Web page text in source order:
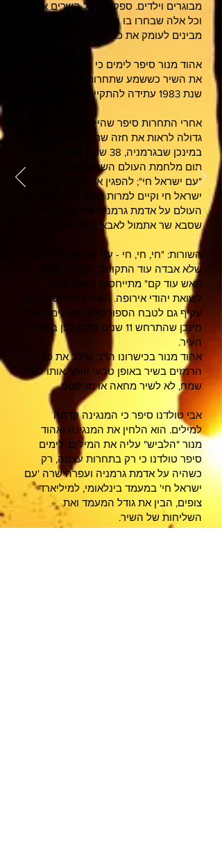
מבוגרים וילדים. ספק אם כל השרים אותו,
וכל אלה שבחרו בו בתחרות האירוויזיון,
מבינים לעומק את כוונת היוצרים.
אהוד מנור סיפר לימים כי החליט לכתוב
את השיר כששמע שתחרות האירוויזיון של
שנת 1983 עתידה להתקיים בגרמניה.
אחרי התחרות סיפר שהייתה זו התרגשות
גדולה לראות את חזה שרה מעל במה
במינכן שבגרמניה, 38 שנים לאחר
תום מלחמת העולם השנייה, את המילים
"עם ישראל חי"; להפגין את העובדה שעם
ישראל חי וקיים למרות הכול ולשיר מול כל
העולם על אדמת גרמניה את "זה השיר
שסבא שר אתמול לאבא והיום אני".
השורות: "חי, חי, חי - עם ישראל חי", "טוב
שלא אבדה עוד התקווה", "בשמיי עמוד
האש עוד קם" מתייחסות באופן ברור
לשואת יהודי אירופה. השיר מתייחס באופן
עקיף גם לטבח הספורטאים באולימפיאדת
מינכן שהתרחש 11 שנים קודם לכן באותה
העיר.
אהוד מנור בכישרונו הרב שילב את כל
הרמזים בשיר באופן טבעי והפך אותו לשיר
שמח, לא לשיר מחאה או מניפסט.
אבי טולדנו סיפר כי המנגינה קדמה
למילים. הוא הלחין את המנגינה ואהוד
מנור "הלביש" עליה את המילים. לימים
סיפר טולדנו כי רק בתחרות עצמה, רק
כשהיה על אדמת גרמניה ועפרה שרה 'עם
ישראל חי' במעמד בינלאומי, למיליארד
צופים, הבין את גודל המעמד ואת
השליחות של השיר.